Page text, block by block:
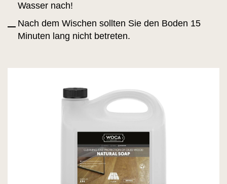
Wasser nach!
Nach dem Wischen sollten Sie den Boden 15
Minuten lang nicht betreten.